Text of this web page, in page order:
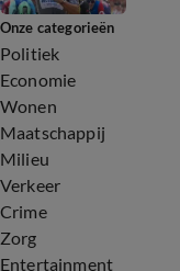
Onze categorieën
Politiek
Economie
Wonen
Maatschappij
Milieu
Verkeer
Crime
Zorg
Entertainment